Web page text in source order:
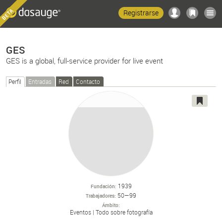
Registrarse
GES
GES is a global, full-service provider for live event
Perfil Entradas Red Contacto
Fundación 1939
Trabajadores 50—99
Ámbito
Eventos Todo sobre fotografía